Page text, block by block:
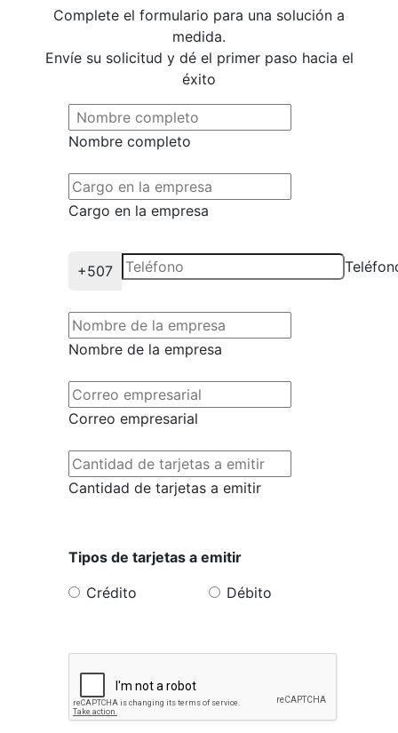
Complete el formulario para una solución a
medida.
Envíe su solicitud y dé el primer paso hacia el
éxito
Nombre completo
Cargo en la empresa
+507
Nombre de la empresa
Correo empresarial
Cantidad de tarjetas a emitir
Tipos de tarjetas a emitir
Crédito
Débito